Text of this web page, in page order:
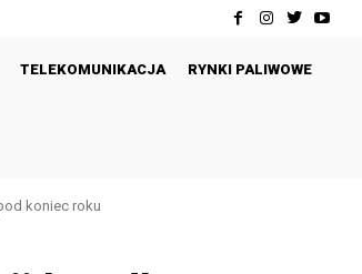
TELEKOMUNIKACJA
RYNKI PALIWOWE
koniec roku